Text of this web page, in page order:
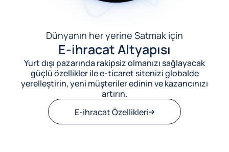
Dünyanın her yerine Satmak için
E-ihracat Altyapısı
Yurt dışı pazarında rakipsiz olmanızı sağlayacak
güçlü özellikler ile e-ticaret sitenizi globalde
yerelleştirin, yeni müşteriler edinin ve kazancınızı
artırın.
E-ihracat Özellikleri